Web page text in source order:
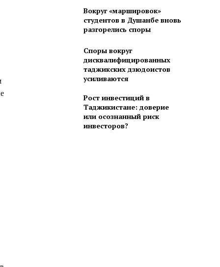
Вокруг «маршировок»
студентов в Душанбе вновь
разгорелись споры
Споры вокруг
дисквалифицированных
таджикских дзюдоистов
усиливаются
Рост инвестиций в
Таджикистане: доверие
или осознанный риск
инвесторов?